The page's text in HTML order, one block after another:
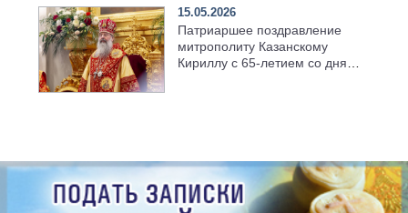
15.05.2026
Патриаршее поздравление
митрополиту Казанскому
Кириллу с 65-летием со дня